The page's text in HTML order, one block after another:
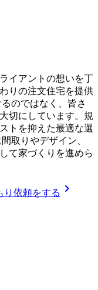
イアントの想いを丁
りの注文住宅を提供
のではなく、皆さ
切にしています。規
トを抑えた最適な選
取りやデザイン、
て家づくりを進めら
り依頼をする chevron_right